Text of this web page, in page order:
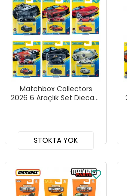
Matchbox Collectors
2026 6 Araçlık Set Diecast
STOKTA YOK